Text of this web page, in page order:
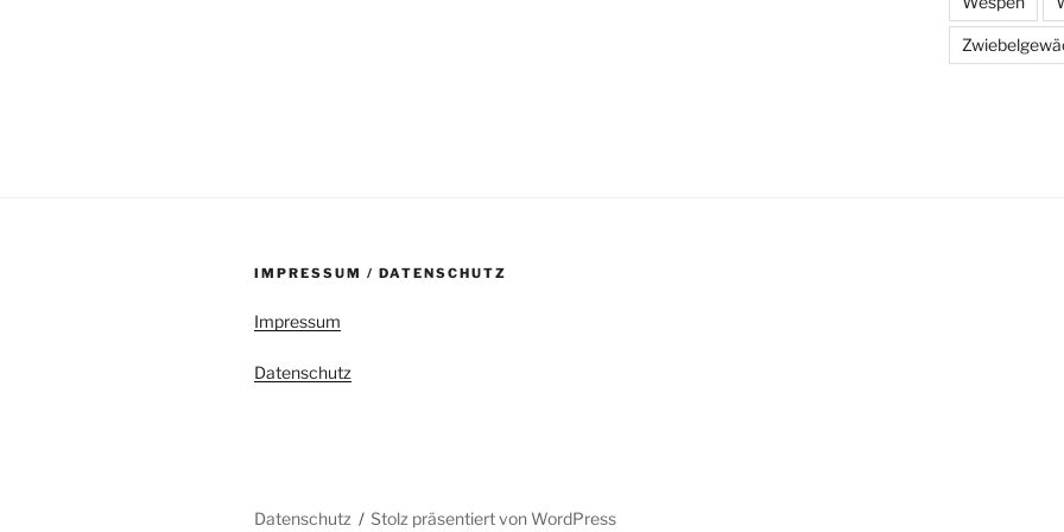
IMPRESSUM / DATENSCHUTZ
Impressum
Datenschutz
Datenschutz Stolz präsentiert von WordPress